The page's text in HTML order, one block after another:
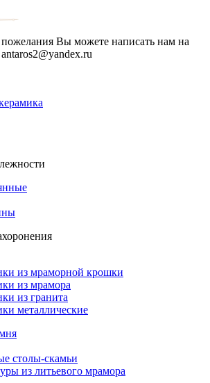
Вы можете написать нам на
из мраморной крошки
из мрамора
из гранита
металлические
столы-скамьи
из литьевого мрамора